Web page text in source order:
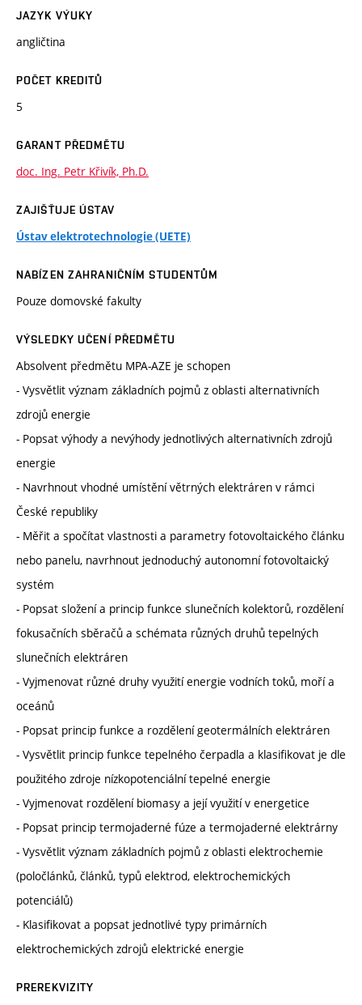
JAZYK VÝUKY
angličtina
POČET KREDITŮ
5
GARANT PŘEDMĚTU
doc. Ing. Petr Křivík, Ph.D.
ZAJIŠŤUJE ÚSTAV
Ústav elektrotechnologie (UETE)
NABÍZEN ZAHRANIČNÍM STUDENTŮM
Pouze domovské fakulty
VÝSLEDKY UČENÍ PŘEDMĚTU
Absolvent předmětu MPA-AZE je schopen
- Vysvětlit význam základních pojmů z oblasti alternativních
zdrojů energie
- Popsat výhody a nevýhody jednotlivých alternativních zdrojů
energie
- Navrhnout vhodné umístění větrných elektráren v rámci
České republiky
- Měřit a spočítat vlastnosti a parametry fotovoltaického článku
nebo panelu, navrhnout jednoduchý autonomní fotovoltaický
systém
- Popsat složení a princip funkce slunečních kolektorů, rozdělení
fokusačních sběračů a schémata různých druhů tepelných
slunečních elektráren
- Vyjmenovat různé druhy využití energie vodních toků, moří a
oceánů
- Popsat princip funkce a rozdělení geotermálních elektráren
- Vysvětlit princip funkce tepelného čerpadla a klasifikovat je dle
použitého zdroje nízkopotenciální tepelné energie
- Vyjmenovat rozdělení biomasy a její využití v energetice
- Popsat princip termojaderné fúze a termojaderné elektrárny
- Vysvětlit význam základních pojmů z oblasti elektrochemie
(poločlánků, článků, typů elektrod, elektrochemických
potenciálů)
- Klasifikovat a popsat jednotlivé typy primárních
elektrochemických zdrojů elektrické energie
PREREKVIZITY